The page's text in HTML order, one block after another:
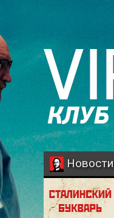
Новости